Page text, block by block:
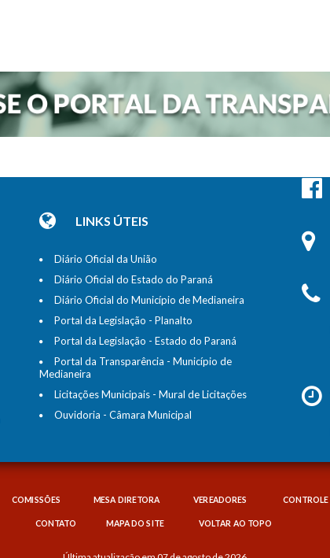
LINKS ÚTEIS
Diário Oficial da União
Diário Oficial do Estado do Paraná
Diário Oficial do Município de Medianeira
Portal da Legislação - Planalto
Portal da Legislação - Estado do Paraná
Portal da Transparência - Município de
Medianeira
Licitações Municipais - Mural de Licitações
Ouvidoria - Câmara Municipal
COMISSÕES MESA DIRETORA VEREADORES
CONTATO MAPA DO SITE VOLTAR AO TOPO